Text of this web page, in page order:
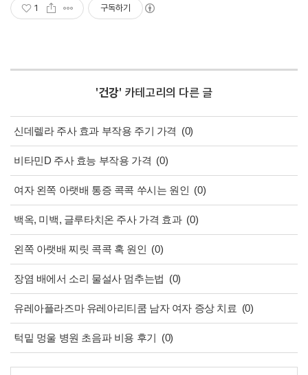
1 구독하기
'건강' 카테고리의 다른 글
신데렐라 주사 효과 부작용 주기 가격 (0)
비타민D 주사 효능 부작용 가격 (0)
여자 왼쪽 아랫배 통증 콕콕 쑤시는 원인 (0)
백옥, 미백, 글루타치온 주사 가격 효과 (0)
왼쪽 아랫배 찌릿 콕콕 혹 원인 (0)
장염 배에서 소리 물설사 멈추는법 (0)
유레아플라즈마 유레아리티쿰 남자 여자 증상 치료 (0)
턱밑 멍울 병원 초음파 비용 후기 (0)